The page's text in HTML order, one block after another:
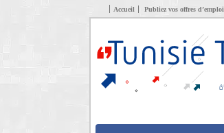
Accueil Publiez vos offres d’emploi